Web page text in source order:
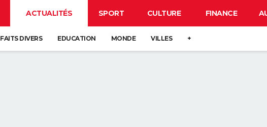
ACTUALITÉS SPORT CULTURE FINANCE
FAITS DIVERS EDUCATION MONDE VILLES +